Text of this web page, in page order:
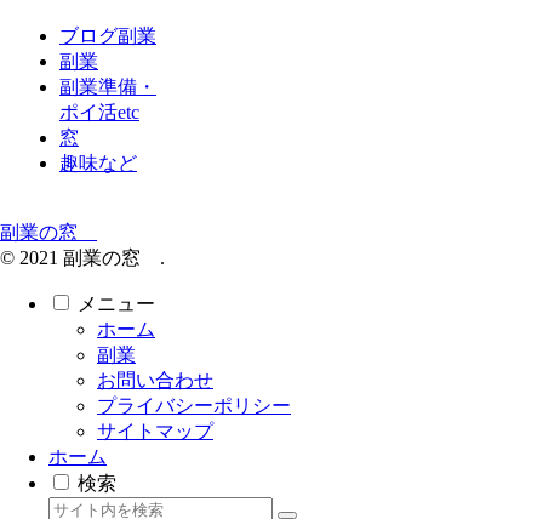
ブログ副業
副業
副業準備・
ポイ活etc
窓
趣味など
副業の窓
© 2021 副業の窓 .
メニュー
ホーム
副業
お問い合わせ
プライバシーポリシー
サイトマップ
ホーム
検索